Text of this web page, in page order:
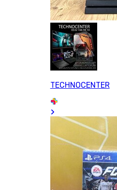
TECHNOCENTER